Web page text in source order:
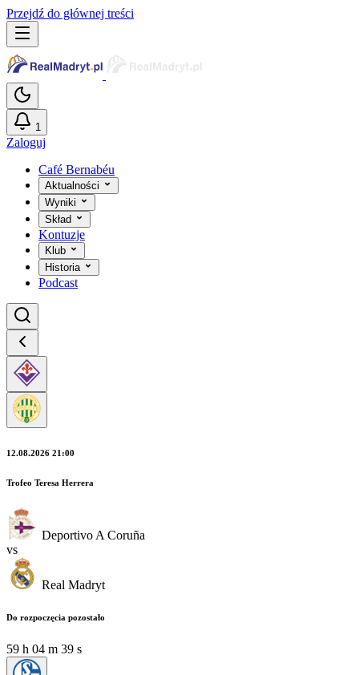
Przejdź do głównej treści
1
Zaloguj
Café Bernabéu
Aktualności
Wyniki
Skład
Kontuzje
Klub
Historia
Podcast
12.08.2026 21:00
Trofeo Teresa Herrera
Deportivo A Coruña
vs
Real Madryt
Do rozpoczęcia pozostało
59 h 04 m 38 s